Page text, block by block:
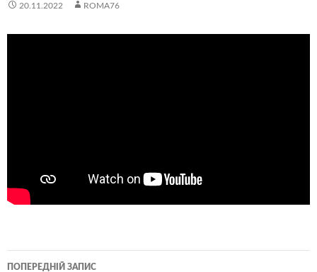
20.11.2022 ROMA76
Навігація
ПОПЕРЕДНІЙ ЗАПИС